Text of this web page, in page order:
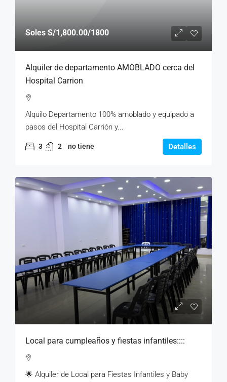
Soles S/1,800.00/1800
Alquiler de departamento AMOBLADO cerca del
Hospital Carrion
Alquilo Departamento 100% amoblado y equipado a
pasos del Hospital Carrión y...
3 2 no tiene Detalles
Local para cumpleaños y fiestas infantiles::::
🌟 Alquiler de Local para Fiestas Infantiles y Baby